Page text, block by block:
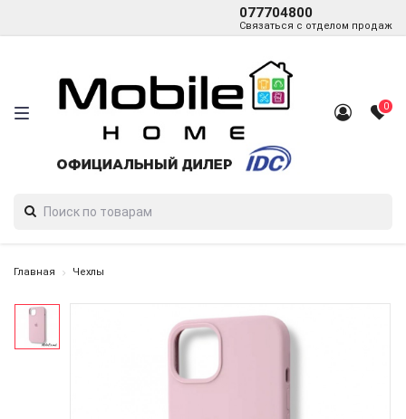
077704800
Связаться с отделом продаж
0
Главная Чехлы